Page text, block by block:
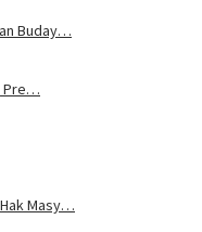
Buday…
Pre…
Hak Masy…